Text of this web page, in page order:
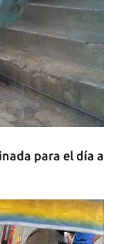
para el día a